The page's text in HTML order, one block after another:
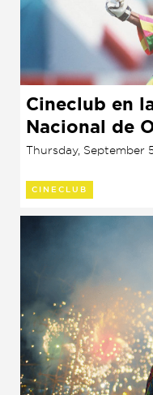
Cineclub en
Nacional de
Thursday, September
CINECLUB